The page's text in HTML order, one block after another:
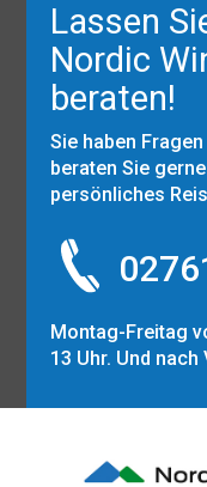
Lassen
Nordic
beraten!
Sie haben
beraten Sie
persönliches
Montag-Freitag
13 Uhr. Und